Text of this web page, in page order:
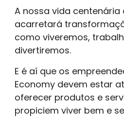
A nossa vida
acarretará
como viveremos,
divertiremos.
E é aí que os
Economy devem estar
oferecer produtos e
propiciem viver bem e